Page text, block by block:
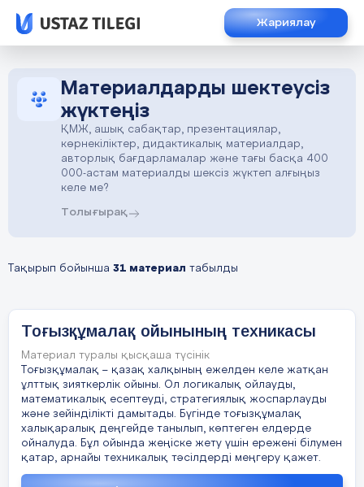
Жариялау
Материалдарды шектеусіз
жүктеңіз
ҚМЖ, ашық сабақтар, презентациялар,
көрнекіліктер, дидактикалық материалдар,
авторлық бағдарламалар және тағы басқа 400
000-астам материалды шексіз жүктеп алғыңыз
келе ме?
Толығырақ
Тақырып бойынша 31 материал табылды
Тоғызқұмалақ ойынының техникасы
Материал туралы қысқаша түсінік
Тоғызқұмалақ – қазақ халқының ежелден келе жатқан
ұлттық зияткерлік ойыны. Ол логикалық ойлауды,
математикалық есептеуді, стратегиялық жоспарлауды
және зейінділікті дамытады. Бүгінде тоғызқұмалақ
халықаралық деңгейде танылып, көптеген елдерде
ойналуда. Бұл ойында жеңіске жету үшін ережені білумен
қатар, арнайы техникалық тәсілдерді меңгеру қажет.